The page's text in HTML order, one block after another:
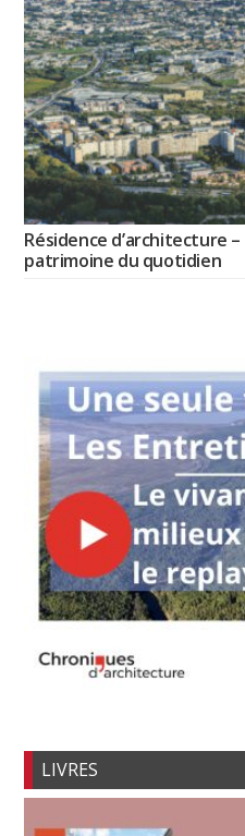
Résidence d’architecture
patrimoine du quotidien
LIVRES